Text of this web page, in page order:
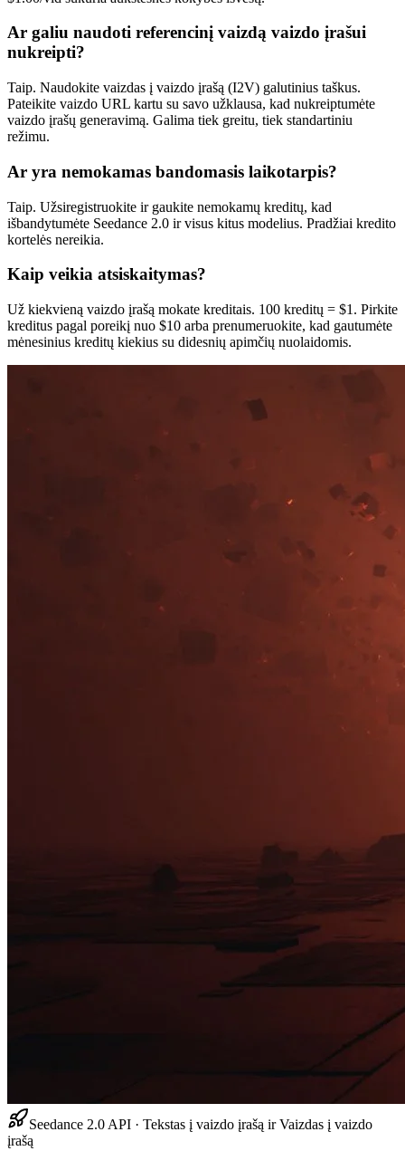
Ar galiu naudoti referencinį vaizdą vaizdo įrašui
nukreipti?
Taip. Naudokite vaizdas į vaizdo įrašą (I2V) galutinius taškus.
Pateikite vaizdo URL kartu su savo užklausa, kad nukreiptumėte
vaizdo įrašų generavimą. Galima tiek greitu, tiek standartiniu
režimu.
Ar yra nemokamas bandomasis laikotarpis?
Taip. Užsiregistruokite ir gaukite nemokamų kreditų, kad
išbandytumėte Seedance 2.0 ir visus kitus modelius. Pradžiai kredito
kortelės nereikia.
Kaip veikia atsiskaitymas?
Už kiekvieną vaizdo įrašą mokate kreditais. 100 kreditų = $1. Pirkite
kreditus pagal poreikį nuo $10 arba prenumeruokite, kad gautumėte
mėnesinius kreditų kiekius su didesnių apimčių nuolaidomis.
Seedance 2.0 API · Tekstas į vaizdo įrašą ir Vaizdas į vaizdo
įrašą